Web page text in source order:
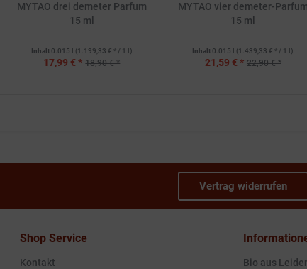
MYTAO drei demeter Parfum
15 ml
Inhalt 0.015 l (1.199,33 € * / 1 l)
17,99 € * 18,90 € *
MYTAO vier demeter-Parfum
15 ml
Inhalt 0.015 l (1.439,33 € * / 1 l)
21,59 € * 22,90 € *
Vertrag widerrufen
Shop Service
Kontakt
Bio aus